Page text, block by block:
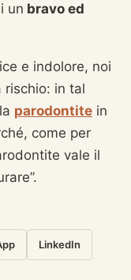
un bravo ed
e indolore, noi
rischio: in tal
parodontite in
come per
vale il
LinkedIn